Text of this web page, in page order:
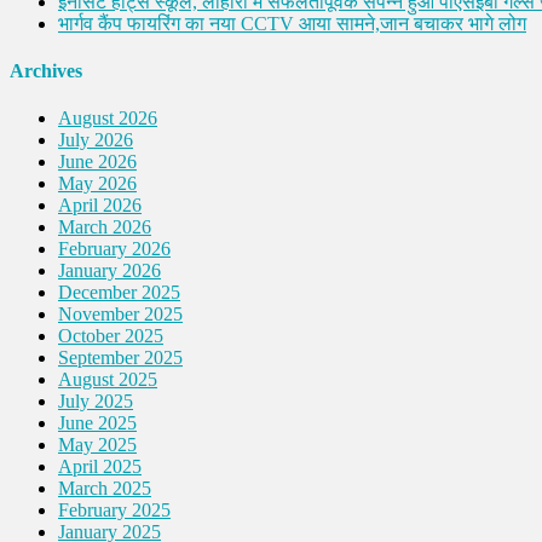
भार्गव कैंप फायरिंग का नया CCTV आया सामने,जान बचाकर भागे लोग
Archives
August 2026
July 2026
June 2026
May 2026
April 2026
March 2026
February 2026
January 2026
December 2025
November 2025
October 2025
September 2025
August 2025
July 2025
June 2025
May 2025
April 2025
March 2025
February 2025
January 2025